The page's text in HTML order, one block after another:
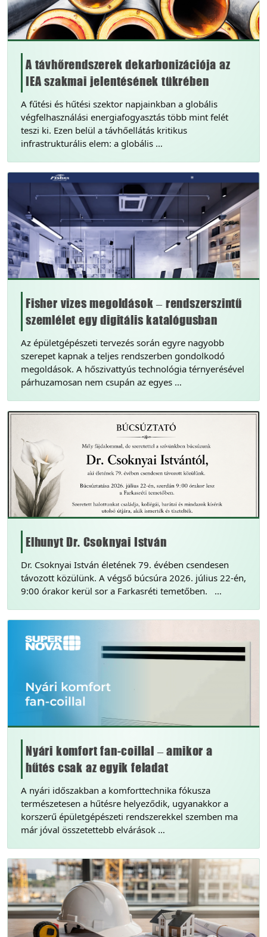
A távhőrendszerek dekarbonizációja az
IEA szakmai jelentésének tükrében
A fűtési és hűtési szektor napjainkban a globális
végfelhasználási energiafogyasztás több mint felét
teszi ki. Ezen belül a távhőellátás kritikus
infrastrukturális elem: a globális …
Fisher vizes megoldások – rendszerszintű
szemlélet egy digitális katalógusban
Az épületgépészeti tervezés során egyre nagyobb
szerepet kapnak a teljes rendszerben gondolkodó
megoldások. A hőszivattyús technológia térnyerésével
párhuzamosan nem csupán az egyes …
Elhunyt Dr. Csoknyai István
Dr. Csoknyai István életének 79. évében csendesen
távozott közülünk. A végső búcsúra 2026. július 22-én,
9:00 órakor kerül sor a Farkasréti temetőben. …
Nyári komfort fan-coillal – amikor a
hűtés csak az egyik feladat
A nyári időszakban a komforttechnika fókusza
természetesen a hűtésre helyeződik, ugyanakkor a
korszerű épületgépészeti rendszerekkel szemben ma
már jóval összetettebb elvárások …